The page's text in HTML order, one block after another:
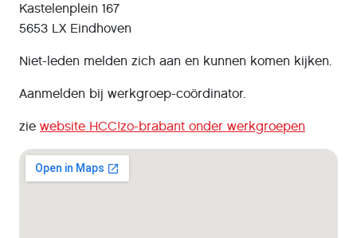
Kastelenplein 167
5653 LX Eindhoven
Niet-leden melden zich aan en kunnen komen kijken.
Aanmelden bij werkgroep-coördinator.
zie website HCC!zo-brabant onder werkgroepen